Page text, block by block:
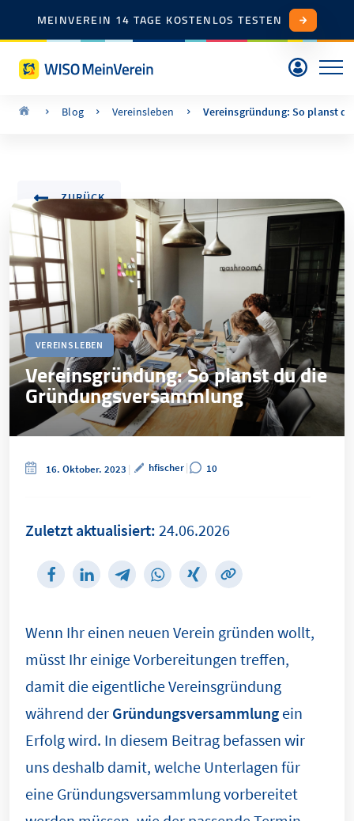
MEINVEREIN 14 TAGE KOSTENLOS TESTEN
Blog Vereinsleben Vereinsgründung: So planst
ZURÜCK
VEREINSLEBEN
Vereinsgründung: So planst du die
Gründungsversammlung
16. Oktober. 2023 hfischer 10
Zuletzt aktualisiert: 24.06.2026
Wenn Ihr einen neuen Verein gründen wollt,
müsst Ihr einige Vorbereitungen treffen,
damit die eigentliche Vereinsgründung
während der Gründungsversammlung ein
Erfolg wird. In diesem Beitrag befassen wir
uns deshalb damit, welche Unterlagen für
eine Gründungsversammlung vorbereitet